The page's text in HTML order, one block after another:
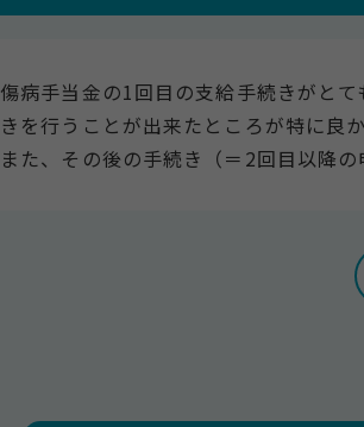
傷病手当金の1回目の支給手続きがと
きを行うことが出来たところが特に良か
また、その後の手続き（＝2回目以降